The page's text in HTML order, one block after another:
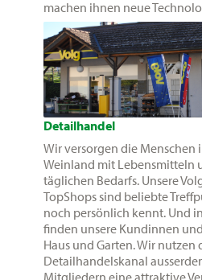
machen ihnen neue
Detailhandel
Wir versorgen die Menschen
Weinland mit Lebensmitteln
täglichen Bedarfs. Unsere
TopShops sind beliebte
noch persönlich kennt. Und
finden unsere Kundinnen
Haus und Garten. Wir nutzen
Detailhandelskanal